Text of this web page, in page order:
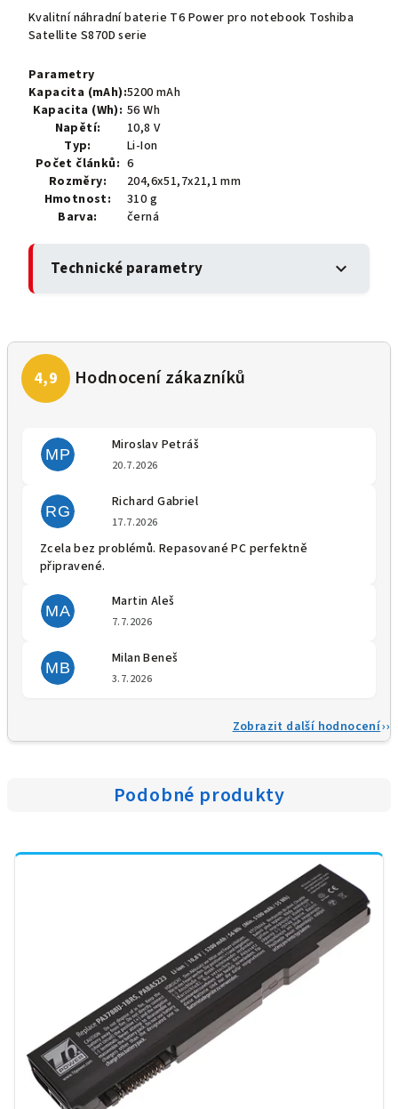
Kvalitní náhradní baterie T6 Power pro notebook Toshiba
Satellite S870D serie
Parametry
Kapacita (mAh):5200 mAh
Kapacita (Wh): 56 Wh
Napětí:
10,8 V
Typ:
Li-Ion
Počet článků: 6
Rozměry:
204,6x51,7x21,1 mm
Hmotnost:
310 g
Barva:
černá
Technické parametry expand_more
MP
Miroslav Petráš
20.7.2026
RG
Richard Gabriel
17.7.2026
Zcela bez problémů. Repasované PC perfektně
připravené.
MA
Martin Aleš
7.7.2026
MB
Milan Beneš
3.7.2026
Zobrazit další hodnocení
Podobné produkty